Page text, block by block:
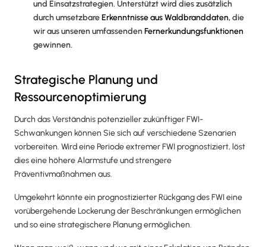
und Einsatzstrategien. Unterstützt wird dies zusätzlich
durch umsetzbareErkenntnisse aus Waldbranddaten,die
wir aus unseren umfassendenFernerkundungsfunktionen
gewinnen.
Strategische Planung und
Ressourcenoptimierung
Durch das Verständnis potenzieller zukünftiger FWI-
Schwankungen können Sie sich auf verschiedene Szenarien
vorbereiten. Wird eine Periode extremer FWI prognostiziert, löst
dies eine höhere Alarmstufe und strengere
Präventivmaßnahmen aus.
Umgekehrt könnte ein prognostizierter Rückgang des FWI eine
vorübergehende Lockerung der Beschränkungen ermöglichen
und so eine strategischere Planung ermöglichen.